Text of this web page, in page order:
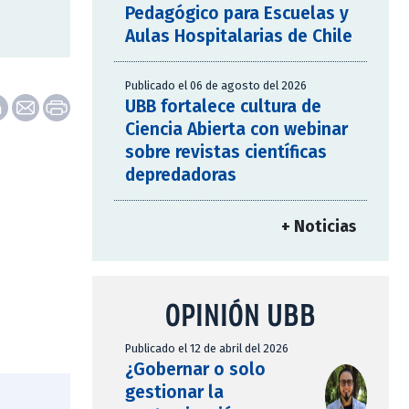
Pedagógico para Escuelas y
Aulas Hospitalarias de Chile
Publicado el 06 de agosto del 2026
UBB fortalece cultura de
Ciencia Abierta con webinar
sobre revistas científicas
depredadoras
+ Noticias
OPINIÓN UBB
Publicado el 12 de abril del 2026
¿Gobernar o solo
gestionar la